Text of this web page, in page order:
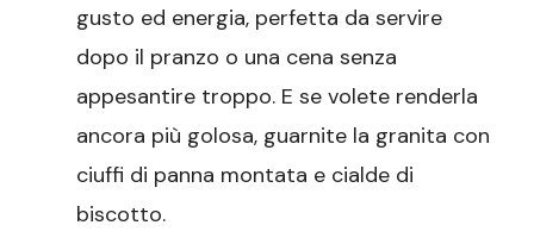
gusto ed energia, perfetta da servire
dopo il pranzo o una cena senza
appesantire troppo. E se volete renderla
ancora più golosa, guarnite la granita con
ciuffi di panna montata e cialde di
biscotto.